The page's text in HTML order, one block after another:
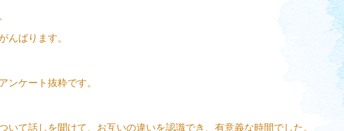
んばります。
ンケート抜粋です。
いて話しを聞けて、お互いの違いを認識でき、有意義な時間でした。